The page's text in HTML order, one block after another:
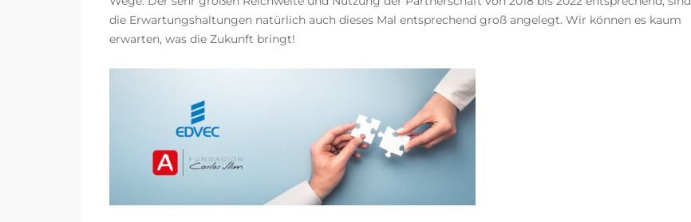
die Erwartungshaltungen natürlich auch dieses Mal entsprechend groß angelegt. Wir können es kaum
erwarten, was die Zukunft bringt!